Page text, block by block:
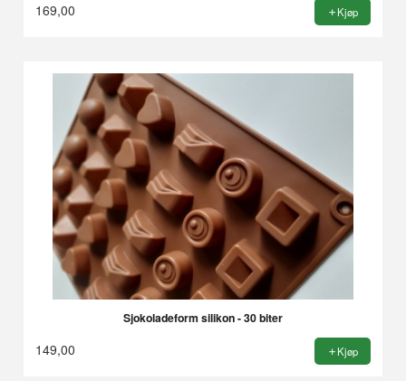
169,00 Kjøp
Sjokoladeform silikon - 30 biter
149,00 Kjøp